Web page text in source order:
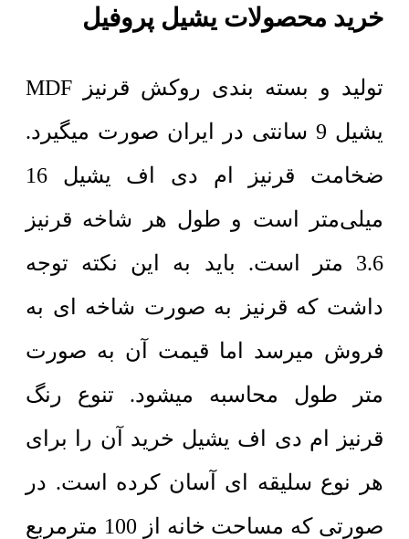
خرید محصولات یشیل پروفیل
تولید و بسته بندی روکش قرنیز MDF
یشیل 9 سانتی در ایران صورت میگیرد.
ضخامت قرنیز ام دی اف یشیل 16
میلی‌متر است و طول هر شاخه قرنیز
3.6 متر است. باید به این نکته توجه
داشت که قرنیز به صورت شاخه ای به
فروش میرسد اما قیمت آن به صورت
متر طول محاسبه میشود. تنوع رنگ
قرنیز ام دی اف یشیل خرید آن را برای
هر نوع سلیقه ای آسان کرده است. در
صورتی که مساحت خانه از 100 مترمربع